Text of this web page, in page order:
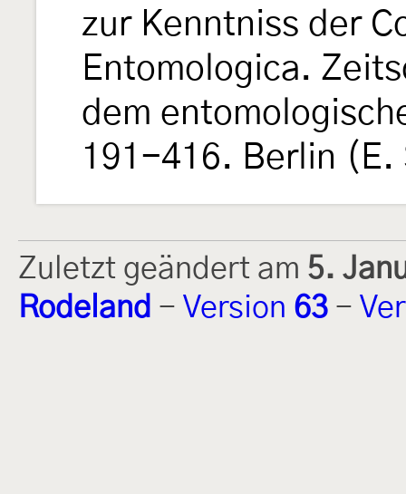
zur Kenntniss der
Entomologica.
dem
191-416. Berlin
Zuletzt geändert am 5.
Rodeland - Version 63 -